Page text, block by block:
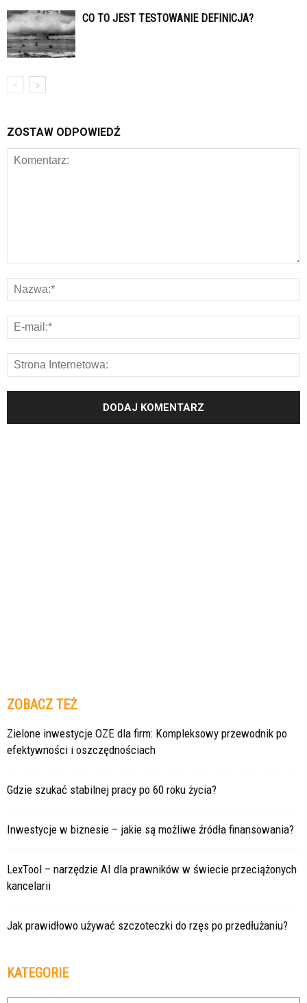
CO TO JEST TESTOWANIE DEFINICJA?
ZOSTAW ODPOWIEDŹ
ZOBACZ TEŻ
Zielone inwestycje OZE dla firm: Kompleksowy przewodnik po
efektywności i oszczędnościach
Gdzie szukać stabilnej pracy po 60 roku życia?
Inwestycje w biznesie – jakie są możliwe źródła finansowania?
LexTool – narzędzie AI dla prawników w świecie przeciążonych
kancelarii
Jak prawidłowo używać szczoteczki do rzęs po przedłużaniu?
KATEGORIE
Kategorie